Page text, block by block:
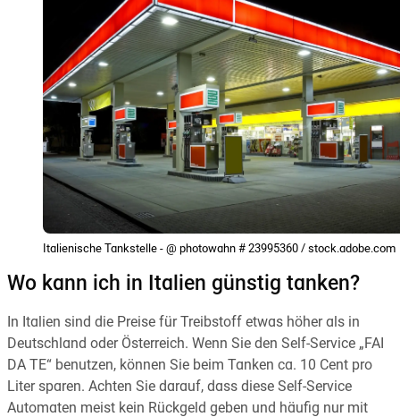
Italienische Tankstelle - @ photowahn # 23995360 / stock.adobe.com
Wo kann ich in Italien günstig tanken?
In Italien sind die Preise für Treibstoff etwas höher als in
Deutschland oder Österreich. Wenn Sie den Self-Service „FAI
DA TE“ benutzen, können Sie beim Tanken ca. 10 Cent pro
Liter sparen. Achten Sie darauf, dass diese Self-Service
Automaten meist kein Rückgeld geben und häufig nur mit